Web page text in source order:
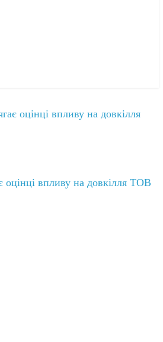
оцінці впливу на довкілля
оцінці впливу на довкілля ТОВ